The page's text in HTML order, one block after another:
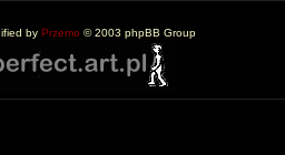
by Przemo © 2003 phpBB Group